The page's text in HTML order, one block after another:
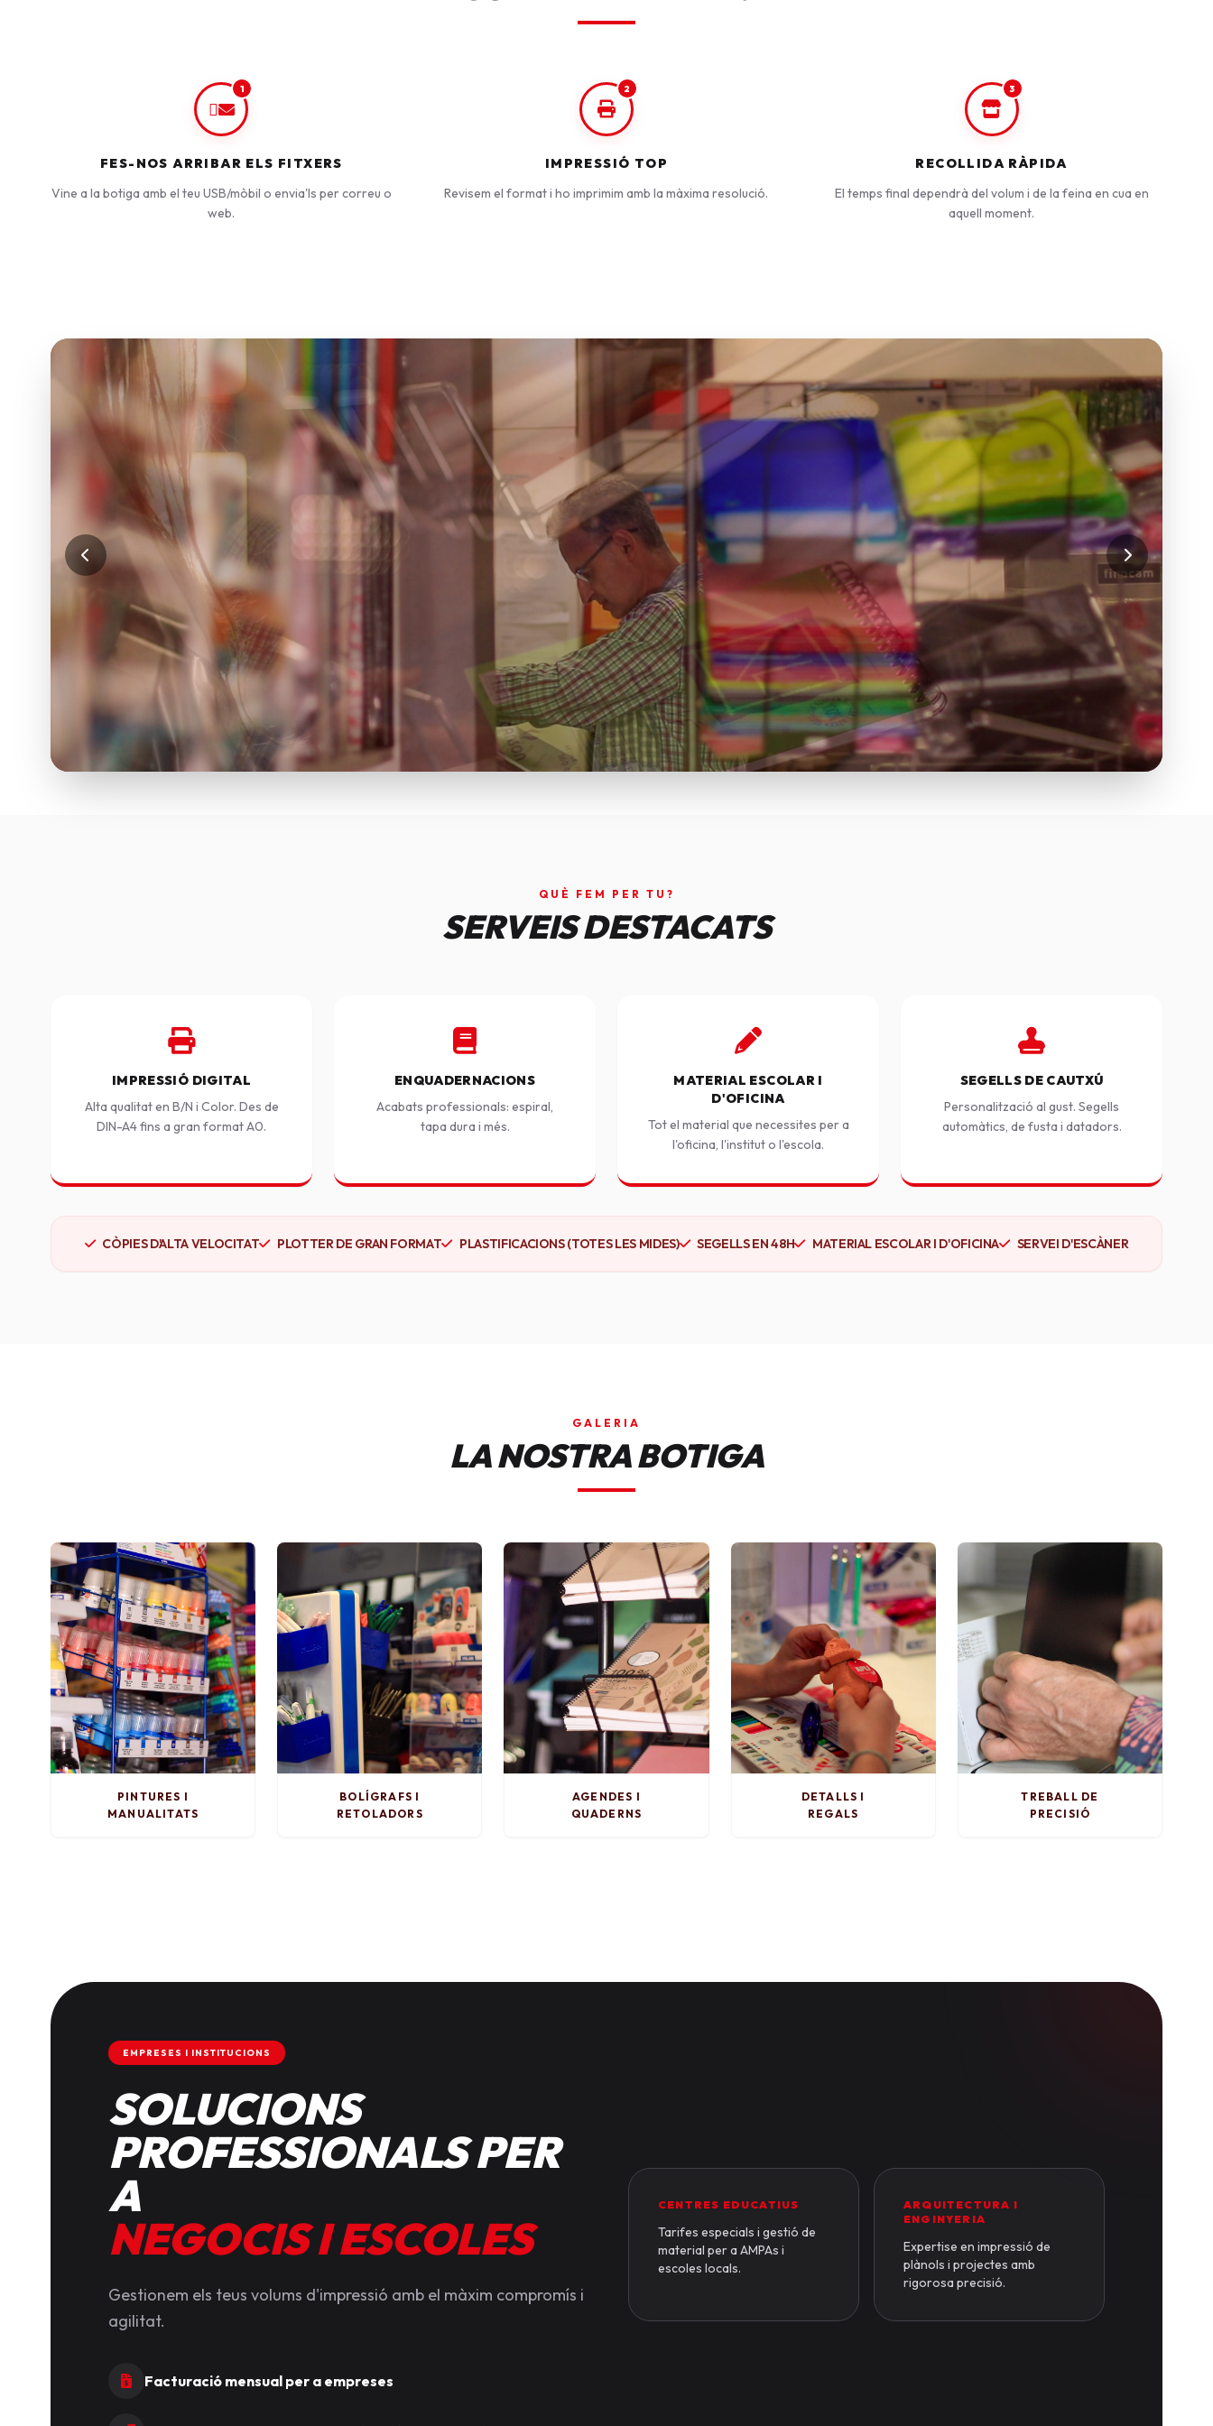
1
FES-NOS ARRIBAR ELS FITXERS
Vine a la botiga amb el teu USB/mòbil o envia'ls per correu o
web.
2
IMPRESSIÓ TOP
Revisem el format i ho imprimim amb la màxima resolució.
3
RECOLLIDA RÀPIDA
El temps final dependrà del volum i de la feina en cua en
aquell moment.
QUÈ FEM PER TU?
SERVEIS DESTACATS
IMPRESSIÓ DIGITAL
Alta qualitat en B/N i Color. Des de
DIN-A4 fins a gran format A0.
ENQUADERNACIONS
Acabats professionals: espiral,
tapa dura i més.
MATERIAL ESCOLAR I
D'OFICINA
Tot el material que necessites per a
l'oficina, l'institut o l'escola.
SEGELLS DE CAUTXÚ
Personalització al gust. Segells
automàtics, de fusta i datadors.
CÒPIES D'ALTA VELOCITAT PLOTTER DE GRAN FORMAT PLASTIFICACIONS (TOTES LES MIDES) SEGELLS EN 48H MATERIAL ESCOLAR I D'OFICINA SERVEI D'ESCÀNER
GALERIA
LA NOSTRA BOTIGA
PINTURES I
MANUALITATS
BOLÍGRAFS I
RETOLADORS
AGENDES I
QUADERNS
DETALLS I
REGALS
TREBALL DE
PRECISIÓ
EMPRESES I INSTITUCIONS
SOLUCIONS
PROFESSIONALS PER
A
NEGOCIS I ESCOLES
Gestionem els teus volums d'impressió amb el màxim compromís i
agilitat.
Facturació mensual per a empreses
CENTRES EDUCATIUS
Tarifes especials i gestió de
material per a AMPAs i
escoles locals.
ARQUITECTURA I
ENGINYERIA
Expertise en impressió de
plànols i projectes amb
rigorosa precisió.